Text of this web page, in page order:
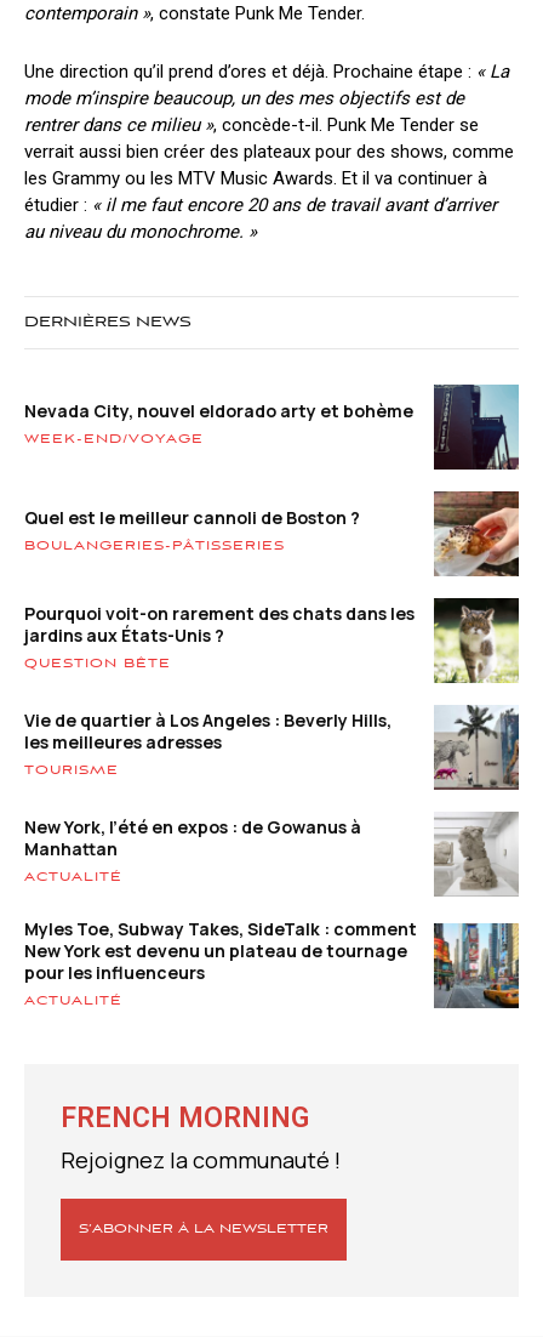
contemporain », constate Punk Me Tender.
Une direction qu’il prend d’ores et déjà. Prochaine étape : « La
mode m’inspire beaucoup, un des mes objectifs est de
rentrer dans ce milieu », concède-t-il. Punk Me Tender se
verrait aussi bien créer des plateaux pour des shows, comme
les Grammy ou les MTV Music Awards. Et il va continuer à
étudier : « il me faut encore 20 ans de travail avant d’arriver
au niveau du monochrome. »
DERNIÈRES NEWS
Nevada City, nouvel eldorado arty et bohème
WEEK-END/VOYAGE
Quel est le meilleur cannoli de Boston ?
BOULANGERIES-PÂTISSERIES
Pourquoi voit-on rarement des chats dans les
jardins aux États-Unis ?
QUESTION BÊTE
Vie de quartier à Los Angeles : Beverly Hills,
les meilleures adresses
TOURISME
New York, l’été en expos : de Gowanus à
Manhattan
ACTUALITÉ
Myles Toe, Subway Takes, SideTalk : comment
New York est devenu un plateau de tournage
pour les influenceurs
ACTUALITÉ
FRENCH MORNING
Rejoignez la communauté !
S’ABONNER À LA NEWSLETTER